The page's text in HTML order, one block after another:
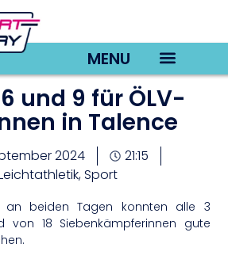
MENU
und 9 für ÖLV-
in Talence
2024
21:15
,Sport
an beiden Tagen konnten alle 3
von 18 Siebenkämpferinnen gute